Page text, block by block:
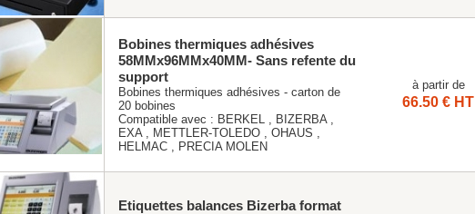
Bobines thermiques adhésives
58MMx96MMx40MM- Sans refente du
support
Bobines thermiques adhésives - carton de
20 bobines
Compatible avec : BERKEL , BIZERBA,
EXA, METTLER-TOLEDO , OHAUS ,
HELMAC , PRECIA MOLEN
à partir de
66.50 € HT
Etiquettes balances Bizerba format